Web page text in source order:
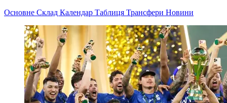
Основне Склад Календар Таблиця Трансфери Новини